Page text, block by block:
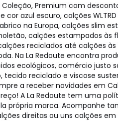
Premium com
cor azul escuro, calções
na Europa, calções slim
calções estampados às
reciclados até calções
Na La Redoute encontra
ecológicos, comércio justo
reciclado e viscose
a receber novidades em
A La Redoute tem uma
própria marca. Acompanhe
direitas ou uns calções